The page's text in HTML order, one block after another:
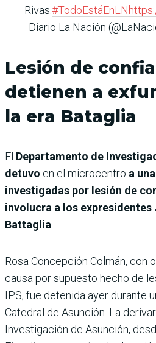
Rivas.#TodoEstáEnLN
— Diario La Nación
Lesión de
detienen a
la era Bataglia
El Departamento de
detuvo en el microcentro a
investigadas por lesión de
involucra a los
Battaglia
Rosa Concepción Colmán, con
causa por supuesto hecho de
IPS, fue detenida ayer durante
Catedral de Asunción. La
Investigación de Asunción,